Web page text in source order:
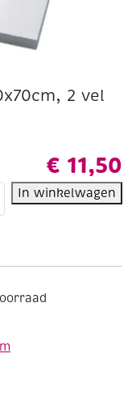
2 vel
€ 11,50
In winkelwagen